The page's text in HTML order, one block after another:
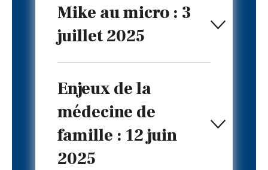
Mike au micro : 3
juillet 2025
Enjeux de la
médecine de
famille : 12 juin
2025